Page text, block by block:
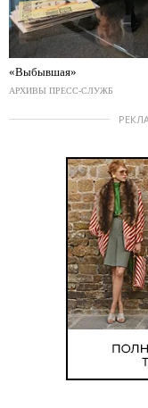
«Выбывшая»
АРХИВЫ ПРЕСС-СЛУЖБ